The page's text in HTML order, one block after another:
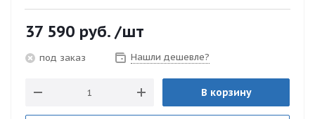
37 590 руб. /шт
под заказ Нашли дешевле?
В корзину